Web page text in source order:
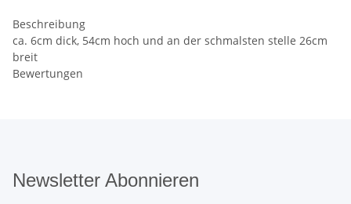
Beschreibung
ca. 6cm dick, 54cm hoch und an der schmalsten stelle 26cm
breit
Bewertungen
Newsletter Abonnieren